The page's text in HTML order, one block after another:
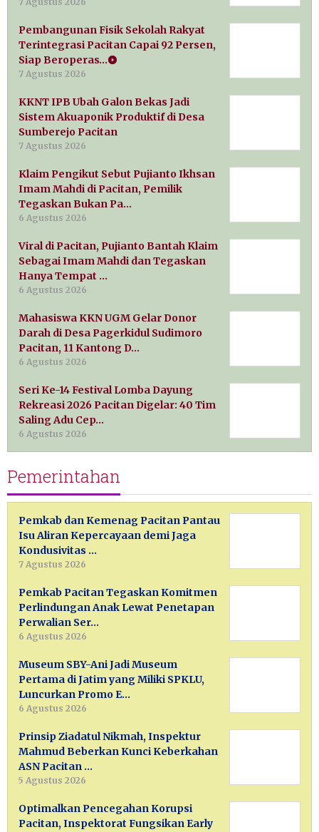
Pembangunan Fisik Sekolah Rakyat
Terintegrasi Pacitan Capai 92 Persen,
Siap Beroperas…
7 Agustus 2026
KKNT IPB Ubah Galon Bekas Jadi
Sistem Akuaponik Produktif di Desa
Sumberejo Pacitan
7 Agustus 2026
Klaim Pengikut Sebut Pujianto Ikhsan
Imam Mahdi di Pacitan, Pemilik
Tegaskan Bukan Pa…
6 Agustus 2026
Viral di Pacitan, Pujianto Bantah Klaim
Sebagai Imam Mahdi dan Tegaskan
Hanya Tempat …
6 Agustus 2026
Mahasiswa KKN UGM Gelar Donor
Darah di Desa Pagerkidul Sudimoro
Pacitan, 11 Kantong D…
6 Agustus 2026
Seri Ke-14 Festival Lomba Dayung
Rekreasi 2026 Pacitan Digelar: 40 Tim
Saling Adu Cep…
6 Agustus 2026
Pemerintahan
Pemkab dan Kemenag Pacitan Pantau
Isu Aliran Kepercayaan demi Jaga
Kondusivitas …
7 Agustus 2026
Pemkab Pacitan Tegaskan Komitmen
Perlindungan Anak Lewat Penetapan
Perwalian Ser…
6 Agustus 2026
Museum SBY-Ani Jadi Museum
Pertama di Jatim yang Miliki SPKLU,
Luncurkan Promo E…
6 Agustus 2026
Prinsip Ziadatul Nikmah, Inspektur
Mahmud Beberkan Kunci Keberkahan
ASN Pacitan …
5 Agustus 2026
Optimalkan Pencegahan Korupsi
Pacitan, Inspektorat Fungsikan Early